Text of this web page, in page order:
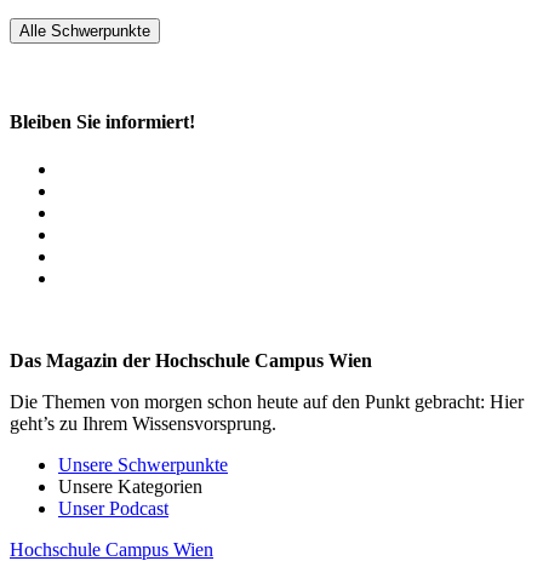
Alle Schwerpunkte
Bleiben Sie informiert!
Das Magazin der Hochschule Campus Wien
Die Themen von morgen schon heute auf den Punkt gebracht: Hier
geht’s zu Ihrem Wissensvorsprung.
Unsere Schwerpunkte
Unsere Kategorien
Unser Podcast
Hochschule Campus Wien